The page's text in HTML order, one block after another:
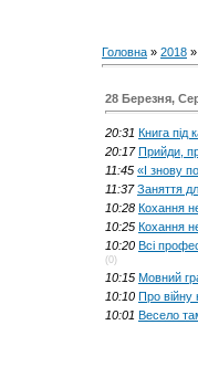
Головна » 2018 »
28 Березня,
20:31 Книга під
20:17 Прийди,
11:45 «І знову
11:37 Заняття
10:28 Кохання
10:25 Кохання
10:20 Всі
(0)
10:15 Мовний
10:10 Про війну
10:01 Весело